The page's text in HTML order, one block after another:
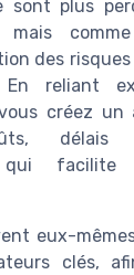
sont plus
mais
des
reliant
créez un
délais
qui facilite
eux-
clés,